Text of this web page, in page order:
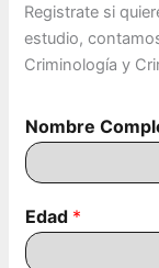
Registrate si
estudio,
Criminología y
Nombre
Edad *